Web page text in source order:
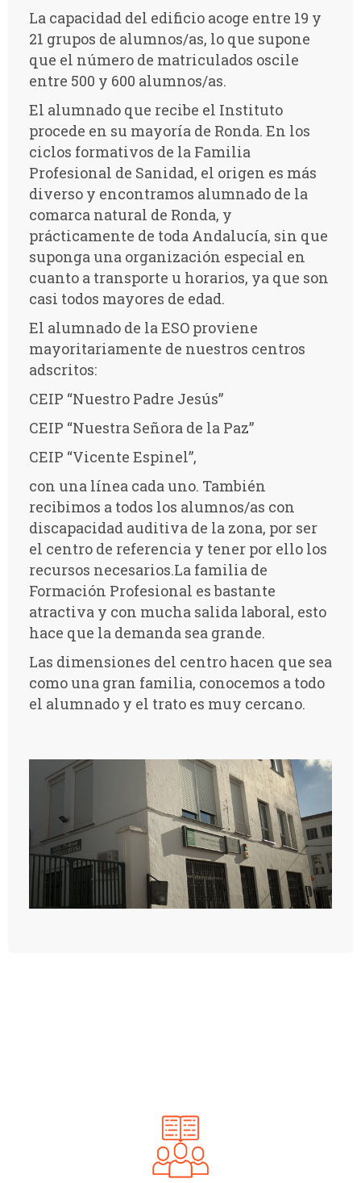
La capacidad del edificio acoge entre 19 y
21 grupos de alumnos/as, lo que supone
que el número de matriculados oscile
entre 500 y 600 alumnos/as.
El alumnado que recibe el Instituto
procede en su mayoría de Ronda. En los
ciclos formativos de la Familia
Profesional de Sanidad, el origen es más
diverso y encontramos alumnado de la
comarca natural de Ronda, y
prácticamente de toda Andalucía, sin que
suponga una organización especial en
cuanto a transporte u horarios, ya que son
casi todos mayores de edad.
El alumnado de la ESO proviene
mayoritariamente de nuestros centros
adscritos:
CEIP “Nuestro Padre Jesús”
CEIP “Nuestra Señora de la Paz”
CEIP “Vicente Espinel”,
con una línea cada uno. También
recibimos a todos los alumnos/as con
discapacidad auditiva de la zona, por ser
el centro de referencia y tener por ello los
recursos necesarios.La familia de
Formación Profesional es bastante
atractiva y con mucha salida laboral, esto
hace que la demanda sea grande.
Las dimensiones del centro hacen que sea
como una gran familia, conocemos a todo
el alumnado y el trato es muy cercano.